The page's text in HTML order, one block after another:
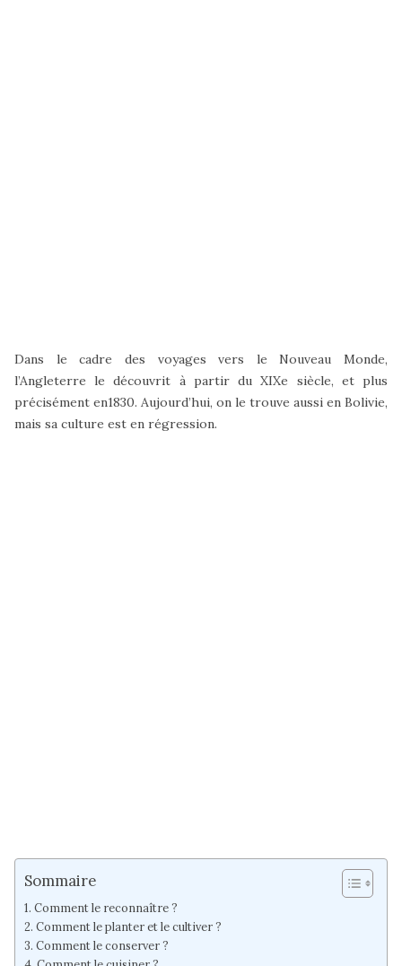
Dans le cadre des voyages vers le Nouveau Monde,
l’Angleterre le découvrit à partir du XIXe siècle, et plus
précisément en1830. Aujourd’hui, on le trouve aussi en Bolivie,
mais sa culture est en régression.
Sommaire
Comment le reconnaître ?
Comment le planter et le cultiver ?
Comment le conserver ?